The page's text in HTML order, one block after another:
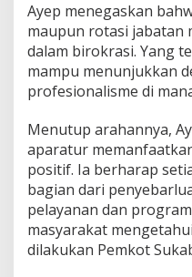
Ayep menegaskan
maupun rotasi jabatan
dalam birokrasi. Yang
mampu menunjukkan
profesionalisme di
Menutup arahannya,
aparatur
positif. Ia berharap
bagian dari
pelayanan dan
masyarakat
dilakukan Pemkot